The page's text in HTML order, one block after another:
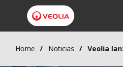
Home Noticias